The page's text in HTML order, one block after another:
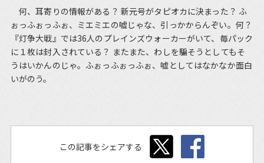
何、耳寄りの情報がある？ 新元号がタピオカに決まった？ ふ
ぉっふぉっふぉ、ミエミエの嘘じゃな、引っかからんぞい。何？
『灯争大戦』では36人のプレインズウォーカーがいて、毎パック
に１枚は封入されている？ またまた、わしを騙そうとしてもそ
うはいかんのじゃ。ふぉっふぉっふぉ、嘘としてはなかなか面白
いがのう。
この記事をシェアする